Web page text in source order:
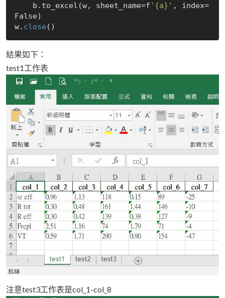
    b.to_excel(w, sheet_name=f
'{a}' , index=
False)
w. close
結果如下：
test1工作表
注意test3工作表是col_1-col_8